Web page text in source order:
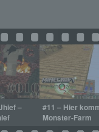
–
#11 – Hier
Monster-Farm